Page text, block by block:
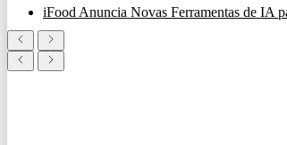
iFood Anuncia Novas Ferramentas de IA